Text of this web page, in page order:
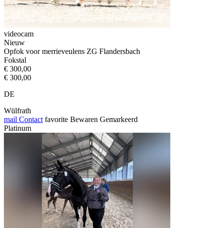
videocam
Nieuw
Opfok voor merrieveulens ZG Flandersbach
Fokstal
€ 300,00
€ 300,00
DE
Wülfrath
mail Contact favorite Bewaren Gemarkeerd
Platinum